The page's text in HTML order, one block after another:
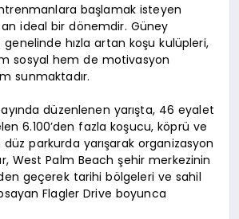
başlamak isteyen
ideal bir dönemdir. Güney
genelinde hızla artan koşu kulüpleri,
sosyal hem de motivasyon
sunmaktadır.
düzenlenen yarışta, 46 eyalet
6.100’den fazla koşucu, köprü ve
parkurda yarışarak organizasyon
West Palm Beach şehir merkezinin
geçerek tarihi bölgeleri ve sahil
Flagler Drive boyunca